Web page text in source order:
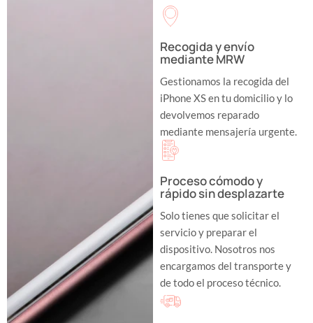
Recogida y envío
mediante MRW
Gestionamos la recogida del
iPhone XS en tu domicilio y lo
devolvemos reparado
mediante mensajería urgente.
Proceso cómodo y
rápido sin desplazarte
Solo tienes que solicitar el
servicio y preparar el
dispositivo. Nosotros nos
encargamos del transporte y
de todo el proceso técnico.